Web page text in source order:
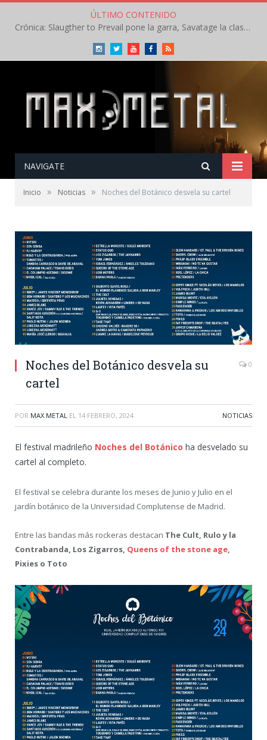
ÚLTIMO CONTENIDO
Crónica: Slaugther to Prevail pone la garra, Savatage la clase en la apertura del Leyendas del Rock – Miércoles – Agosto 2026
InstagramTwitterYoutubeFacebookRSS
NAVIGATE
Inicio » Noticias » Noches del Botánico desvela su cartel
Noches del Botánico desvela su
cartel
0
POR MAX METAL EL 14 FEBRERO, 2024 NOTICIAS
El festival madrileño Noches del Botánico ha desvelado su
cartel al completo.
El festival se celebra durante los meses de Junio y Julio en el
jardín botánico de la Universidad Complutense de Madrid.
Entre las bandas más rockeras destacan The Cult, Rulo y la
Contrabanda, Los Zigarros, Queens of the stone age,
Pixies o Toto